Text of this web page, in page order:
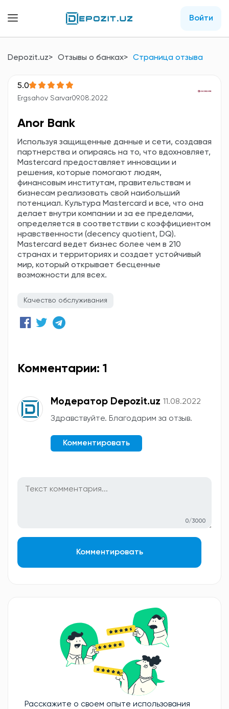
Войти
Depozit.uz Отзывы о банках Страница отзыва
5.0
Ergsahov Sarvar09.08.2022
Anor Bank
Используя защищенные данные и сети, создавая
партнерства и опираясь на то, что вдохновляет,
Mastercard предоставляет инновации и
решения, которые помогают людям,
финансовым институтам, правительствам и
бизнесам реализовать свой наибольший
потенциал. Культура Mastercard и все, что она
делает внутри компании и за ее пределами,
определяется в соответствии с коэффициентом
нравственности (decency quotient, DQ).
Mastercard ведет бизнес более чем в 210
странах и территориях и создает устойчивый
мир, который открывает бесценные
возможности для всех.
Качество обслуживания
Комментарии: 1
Модератор Depozit.uz 11.08.2022
Здравствуйте. Благодарим за отзыв.
Комментировать
0/3000
Комментировать
Расскажите о своем опыте использования